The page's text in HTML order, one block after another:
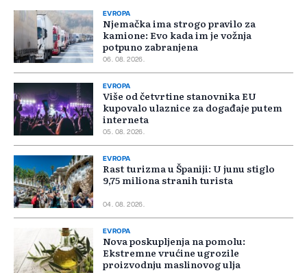
EVROPA
Njemačka ima strogo pravilo za
kamione: Evo kada im je vožnja
potpuno zabranjena
06. 08. 2026.
EVROPA
Više od četvrtine stanovnika EU
kupovalo ulaznice za događaje putem
interneta
05. 08. 2026.
EVROPA
Rast turizma u Španiji: U junu stiglo
9,75 miliona stranih turista
04. 08. 2026.
EVROPA
Nova poskupljenja na pomolu:
Ekstremne vrućine ugrozile
proizvodnju maslinovog ulja